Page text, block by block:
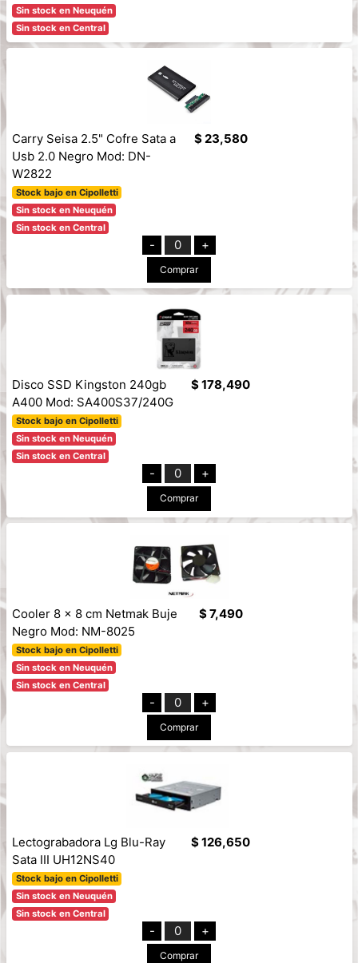
Sin stock en Neuquén
Sin stock en Central
Carry Seisa 2.5" Cofre Sata a
Usb 2.0 Negro Mod: DN-
W2822
Stock bajo en Cipolletti
Sin stock en Neuquén
Sin stock en Central
$ 23,580
- 0 +
Comprar
Disco SSD Kingston 240gb
A400 Mod: SA400S37/240G
Stock bajo en Cipolletti
Sin stock en Neuquén
Sin stock en Central
$ 178,490
- 0 +
Comprar
Cooler 8 x 8 cm Netmak Buje
Negro Mod: NM-8025
Stock bajo en Cipolletti
Sin stock en Neuquén
Sin stock en Central
$ 7,490
- 0 +
Comprar
Lectograbadora Lg Blu-Ray
Sata III UH12NS40
Stock bajo en Cipolletti
Sin stock en Neuquén
Sin stock en Central
$ 126,650
- 0 +
Comprar